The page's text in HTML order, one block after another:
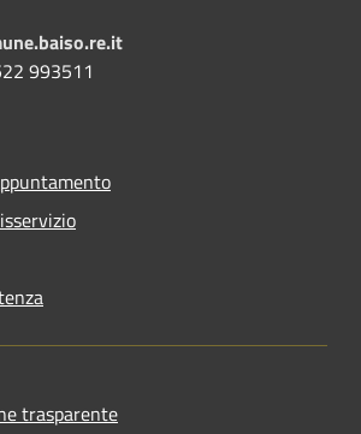
993511
trasparente